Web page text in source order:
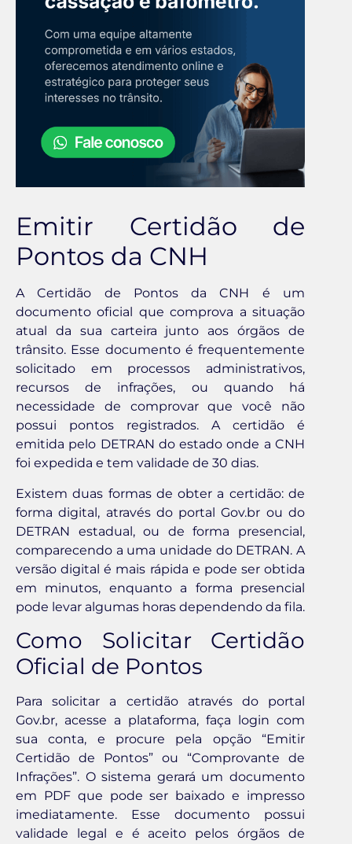
Emitir Certidão de
Pontos da CNH
A Certidão de Pontos da CNH é um
documento oficial que comprova a situação
atual da sua carteira junto aos órgãos de
trânsito. Esse documento é frequentemente
solicitado em processos administrativos,
recursos de infrações, ou quando há
necessidade de comprovar que você não
possui pontos registrados. A certidão é
emitida pelo DETRAN do estado onde a CNH
foi expedida e tem validade de 30 dias.
Existem duas formas de obter a certidão: de
forma digital, através do portal Gov.br ou do
DETRAN estadual, ou de forma presencial,
comparecendo a uma unidade do DETRAN. A
versão digital é mais rápida e pode ser obtida
em minutos, enquanto a forma presencial
pode levar algumas horas dependendo da fila.
Como Solicitar Certidão
Oficial de Pontos
Para solicitar a certidão através do portal
Gov.br, acesse a plataforma, faça login com
sua conta, e procure pela opção “Emitir
Certidão de Pontos” ou “Comprovante de
Infrações”. O sistema gerará um documento
em PDF que pode ser baixado e impresso
imediatamente. Esse documento possui
validade legal e é aceito pelos órgãos de